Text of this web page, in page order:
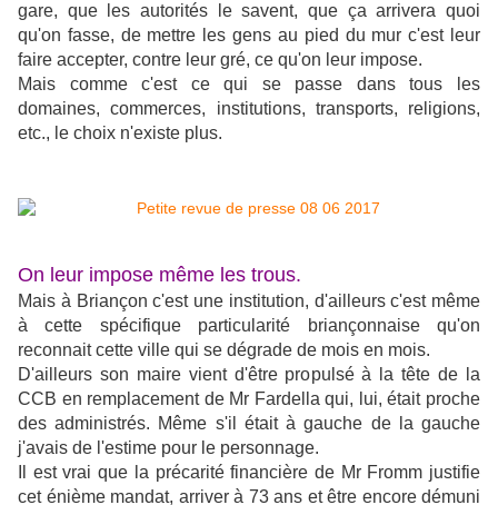
gare, que les autorités le savent, que ça arrivera quoi
qu'on fasse, de mettre les gens au pied du mur c'est leur
faire accepter, contre leur gré, ce qu'on leur impose.
Mais comme c'est ce qui se passe dans tous les
domaines, commerces, institutions, transports, religions,
etc., le choix n'existe plus.
On leur impose même les trous.
Mais à Briançon c'est une institution, d'ailleurs c'est même
à cette spécifique particularité briançonnaise qu'on
reconnait cette ville qui se dégrade de mois en mois.
D'ailleurs son maire vient d'être propulsé à la tête de la
CCB en remplacement de Mr Fardella qui, lui, était proche
des administrés. Même s'il était à gauche de la gauche
j'avais de l'estime pour le personnage.
Il est vrai que la précarité financière de Mr Fromm justifie
cet énième mandat, arriver à 73 ans et être encore démuni